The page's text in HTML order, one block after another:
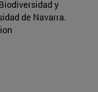
y
de Navarra.